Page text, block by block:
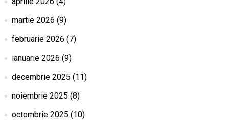
martie 2026 (9)
februarie 2026 (7)
ianuarie 2026 (9)
decembrie 2025 (11)
noiembrie 2025 (8)
octombrie 2025 (10)